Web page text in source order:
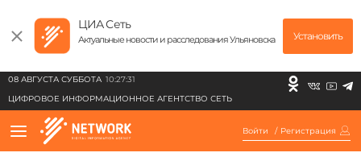
ЦИА Сеть
Актуальные новости и расследования Ульяновска Установить
08 АВГУСТА СУББОТА 10:27:31
ЦИФРОВОЕ ИНФОРМАЦИОННОЕ АГЕНТСТВО СЕТЬ
Войти / Регистрация